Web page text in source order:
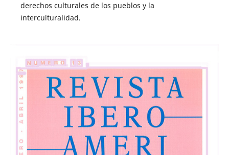
derechos culturales de los pueblos y la
interculturalidad.